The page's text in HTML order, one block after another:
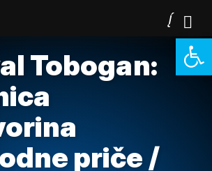
Tobogan:
priče /